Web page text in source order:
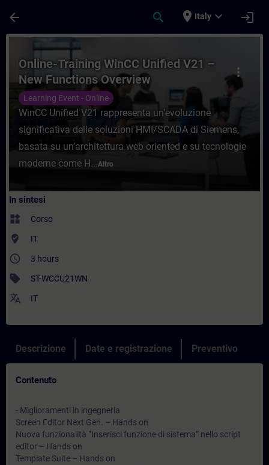
arrow_back search place Italy expand_more login
Corso - Online-Training WinCC Unified
more_vert
Online-Training WinCC Unified V21 –
New Functions Overview
Learning Event - Online
WinCC Unified V21 rappresenta un’evoluzione
significativa delle soluzioni HMI/SCADA di Siemens,
basata su un’architettura web oriented e su tecnologie
moderne come H...Altro
In sintesi
widgets Corso
where_to_vote IT
access_time 3 hours
sell ST-WCCU21WN
translate IT
Descrizione Date e registrazione Preventivo
Contenuto
- Miglioramenti in ingegneria
Screen Editor Next Gen. – Hands on
Nuova funzionalità “Inserisci funzione di sistema” nello script
editor – Hands on
Template Suite – Hands on